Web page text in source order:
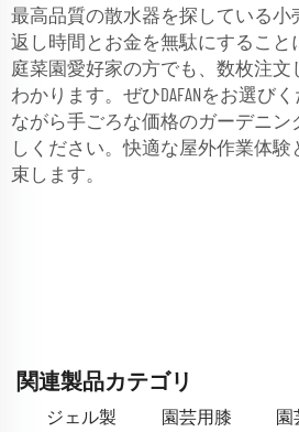
最高品質の散水器を探している小
返し時間とお金を無駄にすること
庭菜園愛好家の方でも、数枚注
わかります。ぜひDAFANをお選び
ながら手ごろな価格のガーデニ
しください。快適な屋外作業体
束します。
関連製品カテゴリ
ジェル製
園芸用膝
園